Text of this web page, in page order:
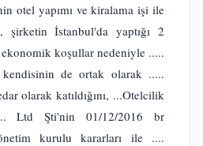
otel yapımı ve kiralama işi ile
şirketin İstanbul'da yaptığı 2
ekonomik koşullar nedeniyle .....
kendisinin de ortak olarak .....
olarak katıldığını, ...Otelcilik
Ltd Şti'nin 01/12/2016 br
kurulu kararları ile ....